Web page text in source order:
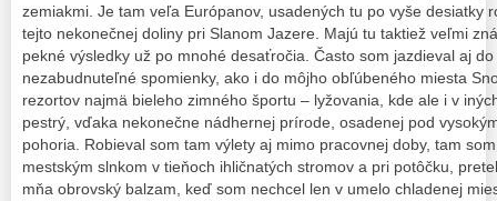
zemiakmi. Je tam veľa Európanov, usadených tu po vyše desiatky
tejto nekonečnej doliny pri Slanom Jazere. Majú tu taktiež veľmi
pekné výsledky už po mnohé desaťročia. Často som jazdieval aj
nezabudnuteľné spomienky, ako i do môjho obľúbeného miesta
rezortov najmä bieleho zimného športu – lyžovania, kde ale i v
pestrý, vďaka nekonečne nádhernej prírode, osadenej pod
pohoria. Robieval som tam výlety aj mimo pracovnej doby, tam
mestským slnkom v tieňoch ihličnatých stromov a pri potôčku,
mňa obrovský balzam, keď som nechcel len v umelo chladenej